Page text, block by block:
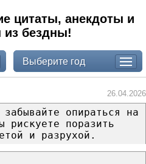
цитаты, анекдоты и
из бездны!
Выберите год
26.04.2026
опираться на
поразить
и разрухой.